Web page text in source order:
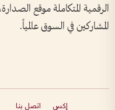
الرقمية المتكاملة موقع
المشاركين في السوق عالمياً.
إكس اتصل بنا